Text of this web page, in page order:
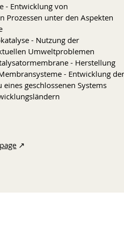
- Entwicklung von
Prozessen unter den Aspekten
- Nutzung der
Umweltproblemen
- Herstellung
- Entwicklung der
geschlossenen Systems
↗︎